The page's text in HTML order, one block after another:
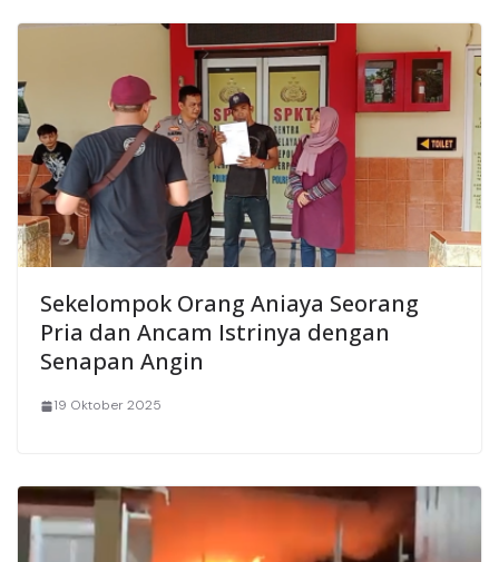
Sekelompok Orang Aniaya Seorang
Pria dan Ancam Istrinya dengan
Senapan Angin
19 Oktober 2025